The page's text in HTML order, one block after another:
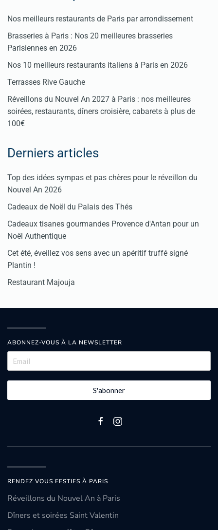
Nos meilleurs restaurants de Paris par arrondissement
Brasseries à Paris : Nos 20 meilleures brasseries
Parisiennes en 2026
Nos 10 meilleurs restaurants italiens à Paris en 2026
Terrasses Rive Gauche
Réveillons du Nouvel An 2027 à Paris : nos meilleures
soirées, restaurants, dîners croisière, cabarets à plus de
100€
Derniers articles
Top des idées sympas et pas chères pour le réveillon du
Nouvel An 2026
Cadeaux de Noël du Palais des Thés
Cadeaux tisanes gourmandes Provence d'Antan pour un
Noël Authentique
Cet été, éveillez vos sens avec un apéritif truffé signé
Plantin !
Restaurant Majouja
ABONNEZ-VOUS À LA NEWSLETTER
S'abonner
RENDEZ VOUS FESTIFS À PARIS
Réveillons du Nouvel An à Paris
Dîners et soirées Saint Valentin